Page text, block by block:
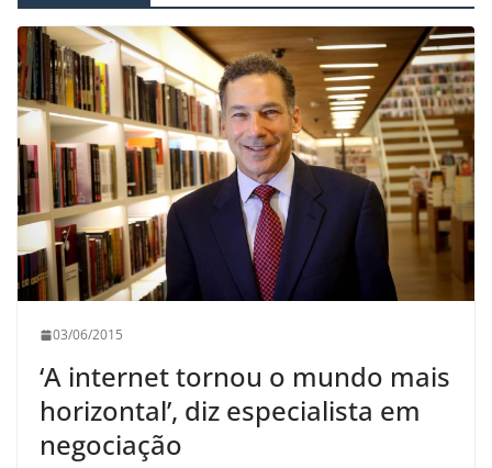
03/06/2015
‘A internet tornou o mundo mais
horizontal’, diz especialista em
negociação